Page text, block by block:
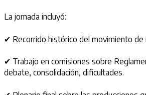
La jornada incluyó:
✔ Recorrido histórico del movimiento de
✔ Trabajo en comisiones sobre
debate, consolidación, dificultades.